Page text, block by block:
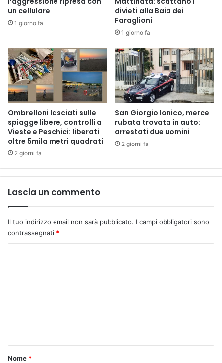
un cellulare
1 giorno fa
divieti alla Baia dei
Faraglioni
1 giorno fa
Ombrelloni lasciati sulle
spiagge libere, controlli a
Vieste e Peschici: liberati
oltre 5mila metri quadrati
2 giorni fa
San Giorgio Ionico, merce
rubata trovata in auto:
arrestati due uomini
2 giorni fa
Lascia un commento
Il tuo indirizzo email non sarà pubblicato. I campi obbligatori sono
contrassegnati *
o
Nome *